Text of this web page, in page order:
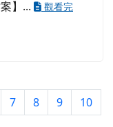
23 日童總燦
人應履行年度
)女童軍會，
。 三、各項獎